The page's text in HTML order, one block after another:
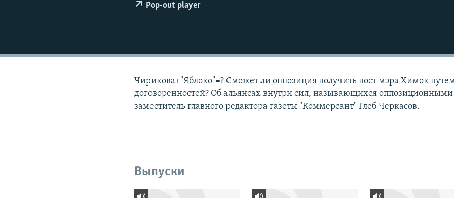
Pop-out player
Чирикова+"Яблоко"=? Сможет ли оппозиция получить пост мэра Химок
договоренностей? Об альянсах внутри сил, называющихся
заместитель главного редактора газеты "Коммерсант" Глеб Черкасов.
Выпуски